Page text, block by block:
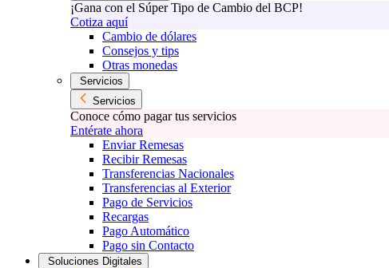
¡Gana con el Súper Tipo de Cambio del BCP!
Cotiza aquí
Cambio de dólares
Consejos y tips
Otras monedas
Servicios
Servicios
Conoce cómo pagar tus servicios
Entérate ahora
Enviar Remesas
Recibir Remesas
Transferencias Nacionales
Transferencias al Exterior
Pago de Servicios
Recargas
Pago Automático
Pago sin Contacto
Soluciones Digitales